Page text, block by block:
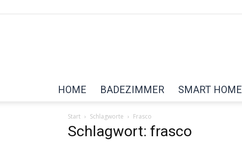
HOME BADEZIMMER SMART HOME
Start Schlagworte Frasco
Schlagwort: frasco